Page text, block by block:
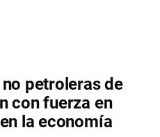
petroleras de
con fuerza en
la economía